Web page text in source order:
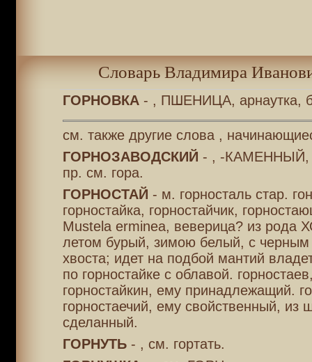
Словарь Владимира
ГОРНОВКА- , ПШЕНИЦА, арнаутка,
см. также другие слова ,
ГОРНОЗАВОДСКИЙ - , -КАМЕННЫЙ,
пр. см. гора.
ГОРНОСТАЙ - м. горносталь стар.
горностайка, горностайчик,
Mustela erminea, веверица? из рода
летом бурый, зимою белый, с черным
хвоста; идет на подбой мантий
по горностайке с облавой.
горностайкин, ему принадлежащий.
горностаечий, ему свойственный, из
сделанный.
ГОРНУТЬ- , см. гортать.